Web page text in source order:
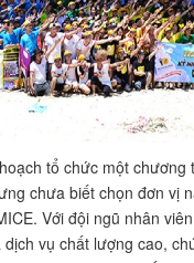
tổ chức một chương
chưa biết chọn đơn vị
Với đội ngũ nhân
vụ chất lượng cao,